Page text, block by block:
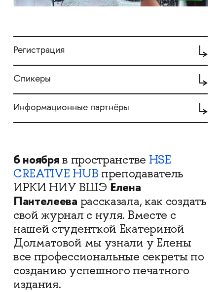
Регистрация
Спикеры
Информационные партнёры
6 ноября в пространстве HSE
CREATIVE HUB преподаватель
ИРКИ НИУ ВШЭ Елена
Пантелеева рассказала, как создать
свой журнал с нуля. Вместе с
нашей студенткой Екатериной
Долматовой мы узнали у Елены
все профессиональные секреты по
созданию успешного печатного
издания.